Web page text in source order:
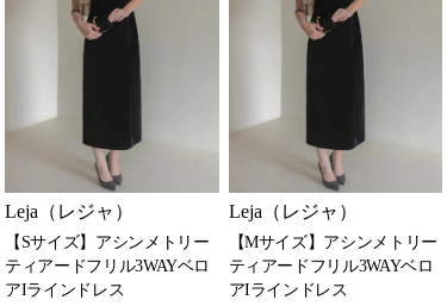
Leja（レジャ）
【Sサイズ】アシンメトリー
ティアードフリル3WAYベロ
アIラインドレス
Leja（レジャ）
【Mサイズ】アシンメトリー
ティアードフリル3WAYベロ
アIラインドレス